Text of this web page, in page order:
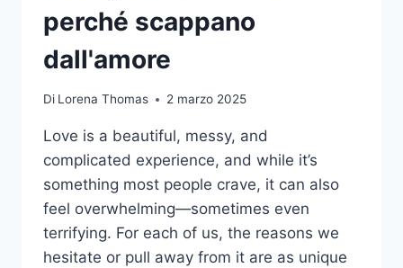
perché scappano
dall'amore
Di Lorena Thomas 2 marzo 2025
Love is a beautiful, messy, and
complicated experience, and while it’s
something most people crave, it can also
feel overwhelming—sometimes even
terrifying. For each of us, the reasons we
hesitate or pull away from it are as unique